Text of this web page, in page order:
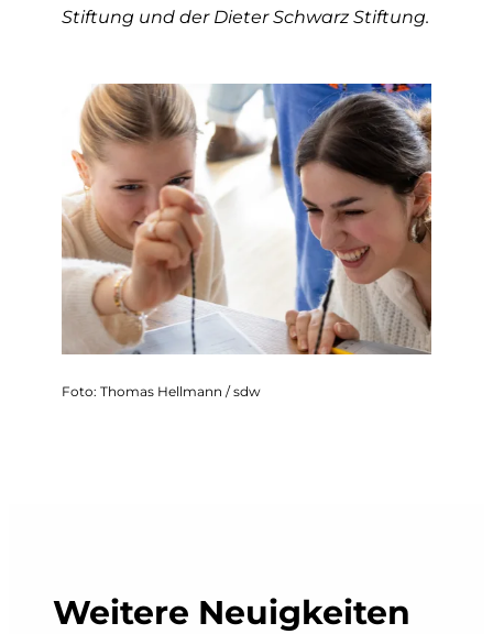
Stiftung und der Dieter Schwarz Stiftung.
Foto: Thomas Hellmann / sdw
Weitere Neuigkeiten